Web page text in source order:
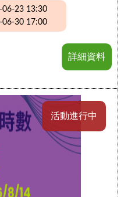
06-23 13:30
06-30 17:00
詳細資料
活動進行中